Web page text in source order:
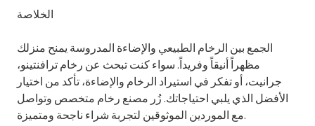
الخلاصة
الجمع بين الرخام الطبيعي والإضاءة المدروسة يمنح منزلك
مظهراً أنيقاً وفريداً. سواء كنت تبحث عن رخام ترافنتينو،
جرانيت، أو تفكر في استيراد الرخام والإضاءة، تأكد من اختيار
الأفضل الذي يلبي احتياجاتك. زُر مصنع رخام متخصص وتواصل
مع الموردين الموثوقين لتجربة شراء ناجحة ومتميزة.